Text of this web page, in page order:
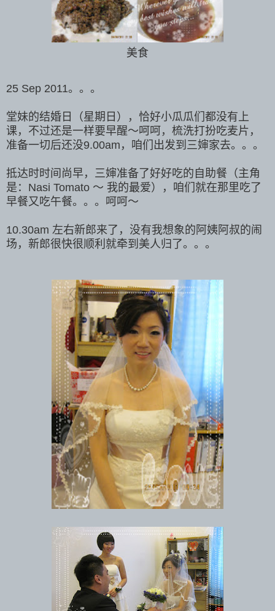
美食
25 Sep 2011。。。
堂妹的结婚日（星期日），恰好小瓜瓜们都没有上
课，不过还是一样要早醒～呵呵，梳洗打扮吃麦片，
准备一切后还没9.00am，咱们出发到三婶家去。。。
抵达时时间尚早，三婶准备了好好吃的自助餐（主角
是：Nasi Tomato ～ 我的最爱），咱们就在那里吃了
早餐又吃午餐。。。呵呵～
10.30am 左右新郎来了，没有我想象的阿姨阿叔的闹
场，新郎很快很顺利就牵到美人归了。。。